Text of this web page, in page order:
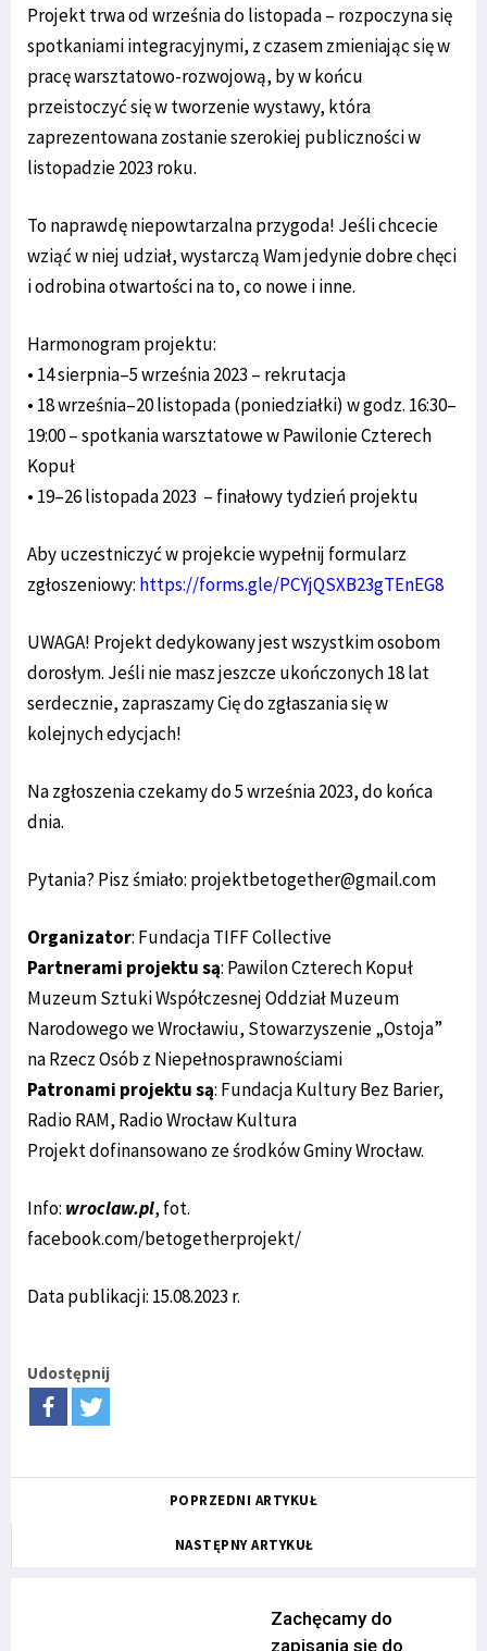
Projekt trwa od września do listopada – rozpoczyna się
spotkaniami integracyjnymi, z czasem zmieniając się w
pracę warsztatowo-rozwojową, by w końcu
przeistoczyć się w tworzenie wystawy, która
zaprezentowana zostanie szerokiej publiczności w
listopadzie 2023 roku.
To naprawdę niepowtarzalna przygoda! Jeśli chcecie
wziąć w niej udział, wystarczą Wam jedynie dobre chęci
i odrobina otwartości na to, co nowe i inne.
Harmonogram projektu:
• 14 sierpnia–5 września 2023 – rekrutacja
• 18 września–20 listopada (poniedziałki) w godz. 16:30–
19:00 – spotkania warsztatowe w Pawilonie Czterech
Kopuł
• 19–26 listopada 2023 – finałowy tydzień projektu
Aby uczestniczyć w projekcie wypełnij formularz
zgłoszeniowy: https://forms.gle/PCYjQSXB23gTEnEG8
UWAGA! Projekt dedykowany jest wszystkim osobom
dorosłym. Jeśli nie masz jeszcze ukończonych 18 lat
serdecznie, zapraszamy Cię do zgłaszania się w
kolejnych edycjach!
Na zgłoszenia czekamy do 5 września 2023, do końca
dnia.
Pytania? Pisz śmiało: projektbetogether@gmail.com
Organizator: Fundacja TIFF Collective
Partnerami projektu są: Pawilon Czterech Kopuł
Muzeum Sztuki Współczesnej Oddział Muzeum
Narodowego we Wrocławiu, Stowarzyszenie „Ostoja”
na Rzecz Osób z Niepełnosprawnościami
Patronami projektu są: Fundacja Kultury Bez Barier,
Radio RAM, Radio Wrocław Kultura
Projekt dofinansowano ze środków Gminy Wrocław.
Info: wroclaw.pl, fot.
facebook.com/betogetherprojekt/
Data publikacji: 15.08.2023 r.
Udostępnij
POPRZEDNI ARTYKUŁ
NASTĘPNY ARTYKUŁ
Zachęcamy do
zapisania się do